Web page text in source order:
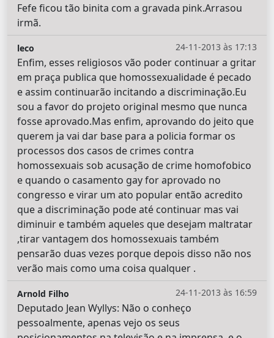
Fefe ficou tão binita com a gravada pink.Arrasou
irmã.
24-11-2013 às 17:13
leco
Enfim, esses religiosos vão poder continuar a gritar
em praça publica que homossexualidade é pecado
e assim continuarão incitando a discriminação.Eu
sou a favor do projeto original mesmo que nunca
fosse aprovado.Mas enfim, aprovando do jeito que
querem ja vai dar base para a policia formar os
processos dos casos de crimes contra
homossexuais sob acusação de crime homofobico
e quando o casamento gay for aprovado no
congresso e virar um ato popular então acredito
que a discriminação pode até continuar mas vai
diminuir e também aqueles que desejam maltratar
,tirar vantagem dos homossexuais também
pensarão duas vezes porque depois disso não nos
verão mais como uma coisa qualquer .
24-11-2013 às 16:59
Arnold Filho
Deputado Jean Wyllys: Não o conheço
pessoalmente, apenas vejo os seus